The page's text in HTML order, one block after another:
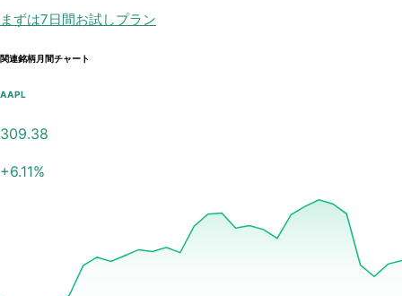
まずは7日間お試しプラン
関連銘柄月間チャート
AAPL
309.38
+6.11%